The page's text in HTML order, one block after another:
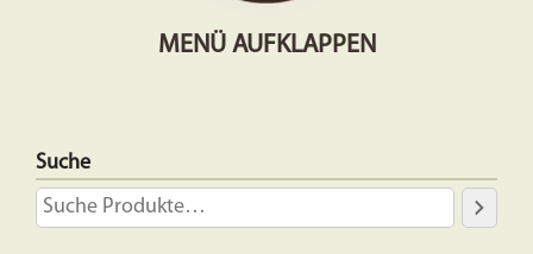
MENÜ AUFKLAPPEN
Suche